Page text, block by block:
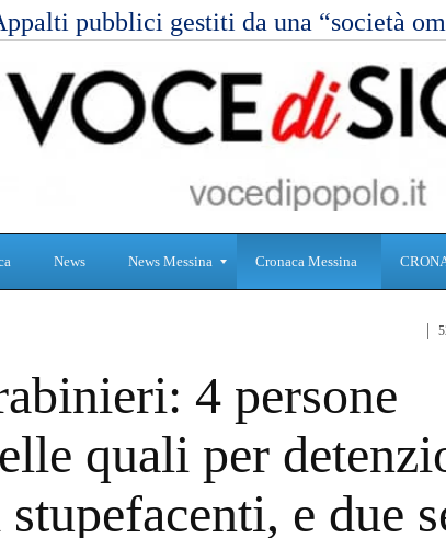
pubblici gestiti da una “società
News News Messina
n
i
à
U
N
Cronaca Messina
4 persone
quali per
e due